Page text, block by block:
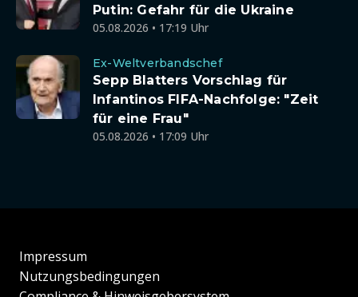
Putin: Gefahr für die Ukraine
05.08.2026 • 17:19 Uhr
Ex-Weltverbandschef
Sepp Blatters Vorschlag für
Infantinos FIFA-Nachfolge: "Zeit
für eine Frau"
05.08.2026 • 17:09 Uhr
Impressum
Nutzungsbedingungen